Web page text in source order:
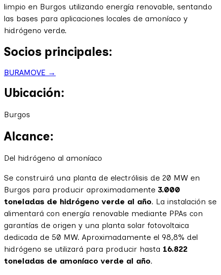
limpio en Burgos utilizando energía renovable, sentando
las bases para aplicaciones locales de amoníaco y
hidrógeno verde.
Socios principales:
BURAMOVE →
Ubicación:
Burgos
Alcance:
Del hidrógeno al amoníaco
Se construirá una planta de electrólisis de 20 MW en
Burgos para producir aproximadamente 3.000
toneladas de hidrógeno verde al año. La instalación se
alimentará con energía renovable mediante PPAs con
garantías de origen y una planta solar fotovoltaica
dedicada de 50 MW. Aproximadamente el 98,8% del
hidrógeno se utilizará para producir hasta 16.822
toneladas de amoníaco verde al año.